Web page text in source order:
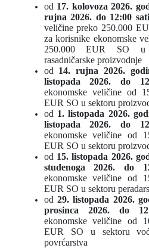
od 17. kolovoza 2026.
rujna 2026. do 12:00
veličine preko 250.000
za korisnike ekonomske
250.000 EUR SO u
rasadničarske proizvodnje
od 14. rujna 2026.
listopada 2026. do
ekonomske veličine od
EUR SO u sektoru
od 1. listopada 2026.
listopada 2026. do
ekonomske veličine od
EUR SO u sektoru
od 15. listopada 2026.
studenoga 2026. do
ekonomske veličine od
EUR SO u sektoru
od 29. listopada 2026.
prosinca 2026. do
ekonomske veličine od
EUR SO u sektoru
povrćarstva